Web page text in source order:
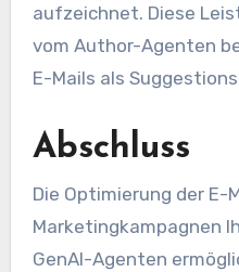
aufzeichnet. Diese
vom Author-Agenten
E-Mails als
Abschluss
Die Optimierung der E-
Marketingkampagnen
GenAI-Agenten